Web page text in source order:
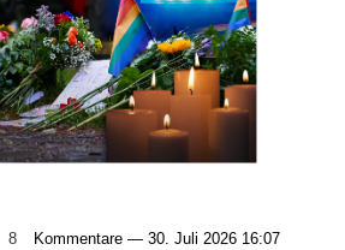
8 Kommentare — 30. Juli 2026 16:07